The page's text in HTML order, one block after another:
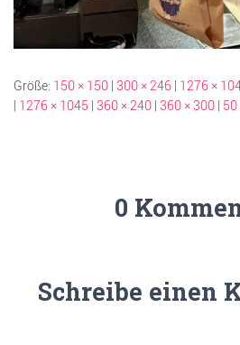
Größe: 150 × 150 | 300 × 246 | 1276 ×
| 1276 × 1045 | 360 × 240 | 360 × 300 | 50
0
Schreibe einen